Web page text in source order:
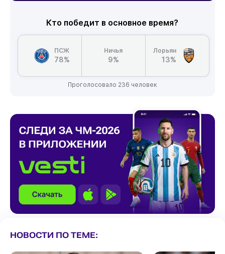
Кто победит в основное время?
ПСЖ
78%
Ничья
9%
Лорьян
13%
Проголосовало 236 человек
НОВОСТИ ПО ТЕМЕ: